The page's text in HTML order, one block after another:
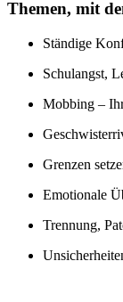
Themen, mit
Ständige
Schulangst,
Mobbing –
Grenzen
Emotionale
Trennung,